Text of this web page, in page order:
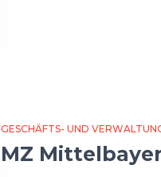
GESCHÄFTS- UND
MZ